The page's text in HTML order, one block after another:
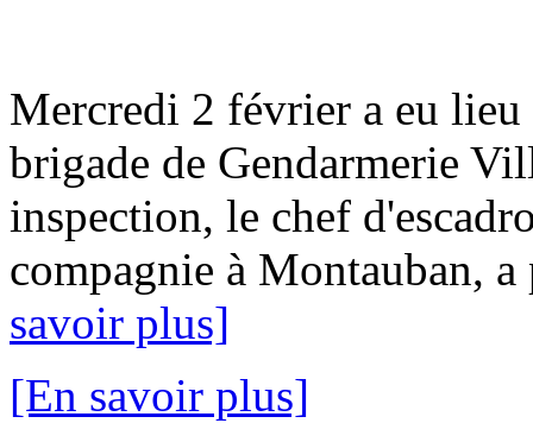
Mercredi 2 février a eu
brigade de Gendarmerie
inspection, le chef
compagnie à Montauban,
savoir plus]
[En savoir plus]